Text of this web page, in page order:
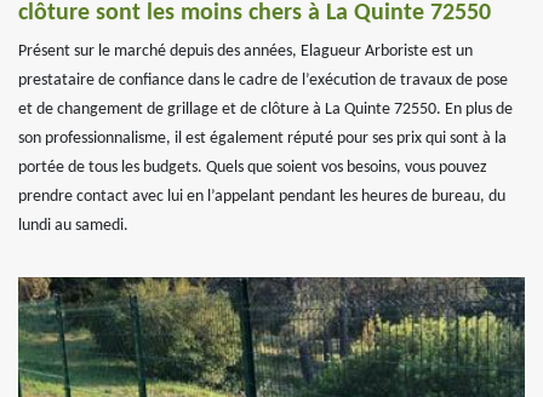
clôture sont les moins chers à La Quinte 72550
Présent sur le marché depuis des années, Elagueur Arboriste est un
prestataire de confiance dans le cadre de l’exécution de travaux de pose
et de changement de grillage et de clôture à La Quinte 72550. En plus de
son professionnalisme, il est également réputé pour ses prix qui sont à la
portée de tous les budgets. Quels que soient vos besoins, vous pouvez
prendre contact avec lui en l’appelant pendant les heures de bureau, du
lundi au samedi.